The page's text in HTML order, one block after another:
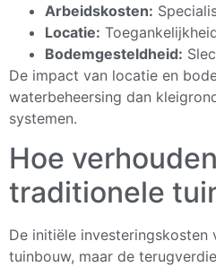
Arbeidskosten:
Locatie:
Bodemgesteldheid:
De impact van locatie en
waterbeheersing dan
systemen.
Hoe
traditionele
De initiële investeringskosten
tuinbouw, maar de